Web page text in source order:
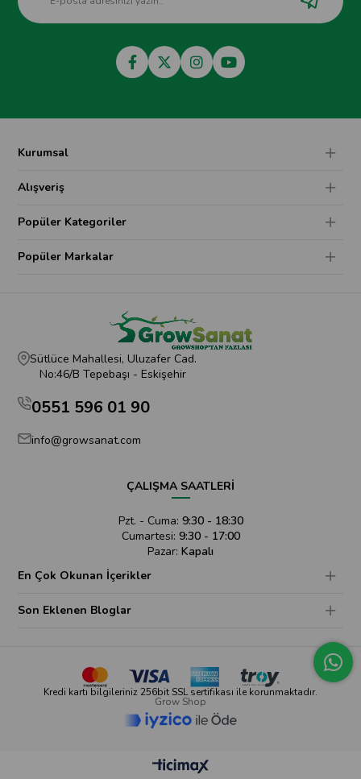
Kurumsal
Alışveriş
Popüler Kategoriler
Popüler Markalar
Sütlüce Mahallesi, Uluzafer Cad.
No:46/B Tepebaşı - Eskişehir
0551 596 01 90
info@growsanat.com
ÇALIŞMA SAATLERİ
Pzt. - Cuma: 9:30 - 18:30
Cumartesi: 9:30 - 17:00
Pazar: Kapalı
En Çok Okunan İçerikler
Son Eklenen Bloglar
Kredi kartı bilgileriniz 256bit SSL sertifikası ile korunmaktadır.
Grow Shop